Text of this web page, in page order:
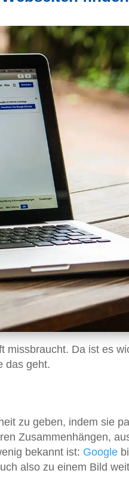
missbraucht. Da ist es
das geht.
zu geben, indem sie
Zusammenhängen,
bekannt ist: Google
also zu einem Bild